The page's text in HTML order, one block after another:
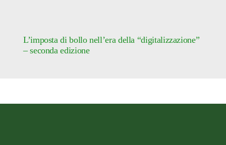
L’imposta di bollo nell’era della “digitalizzazione”
– seconda edizione